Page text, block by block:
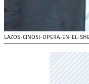
LAZOS-CINOSI-OPERA-EN-EL-